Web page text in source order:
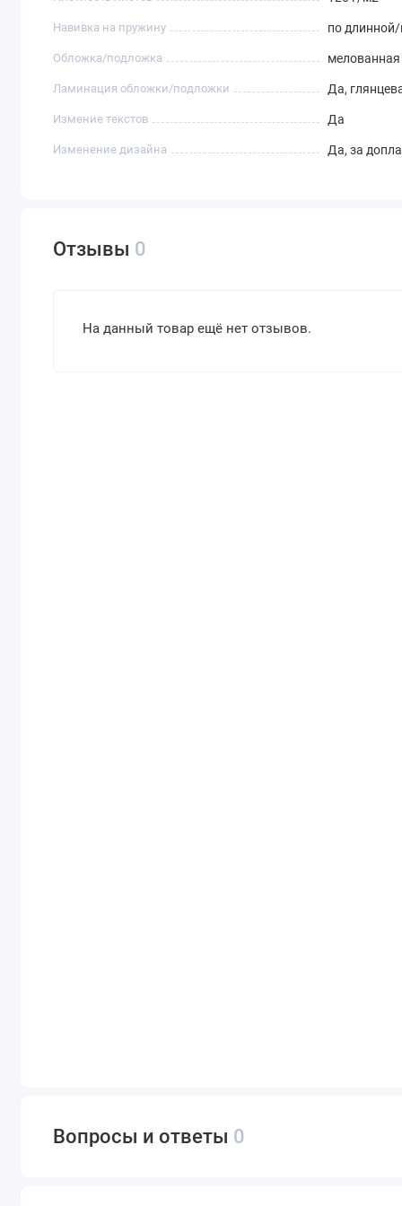
страницы.
Навивка на пружину по
Обложка/подложка
Ламинация обложки/подложки Да,
Измение текстов Да
Изменение дизайна Да, за
Отзывы 0
На данный товар ещё нет отзывов.
Вопросы и ответы 0